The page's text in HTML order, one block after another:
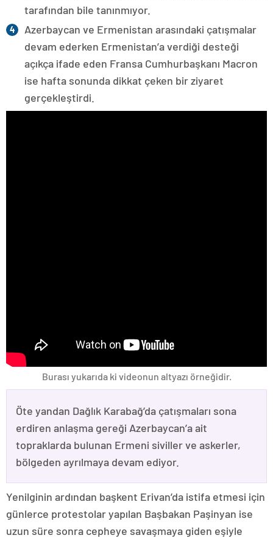
tarafından bile tanınmıyor.
Azerbaycan ve Ermenistan arasındaki çatışmalar
devam ederken Ermenistan’a verdiği desteği
açıkça ifade eden Fransa Cumhurbaşkanı Macron
ise hafta sonunda dikkat çeken bir ziyaret
gerçekleştirdi.
Burası yukarıda ki videonun altyazı örneğidir.
Öte yandan Dağlık Karabağ’da çatışmaları sona
erdiren anlaşma gereği Azerbaycan’a ait
topraklarda bulunan Ermeni siviller ve askerler,
bölgeden ayrılmaya devam ediyor.
Yenilginin ardından başkent Erivan’da istifa etmesi için
günlerce protestolar yapılan Başbakan Paşinyan ise
uzun süre sonra cepheye savaşmaya giden eşiyle